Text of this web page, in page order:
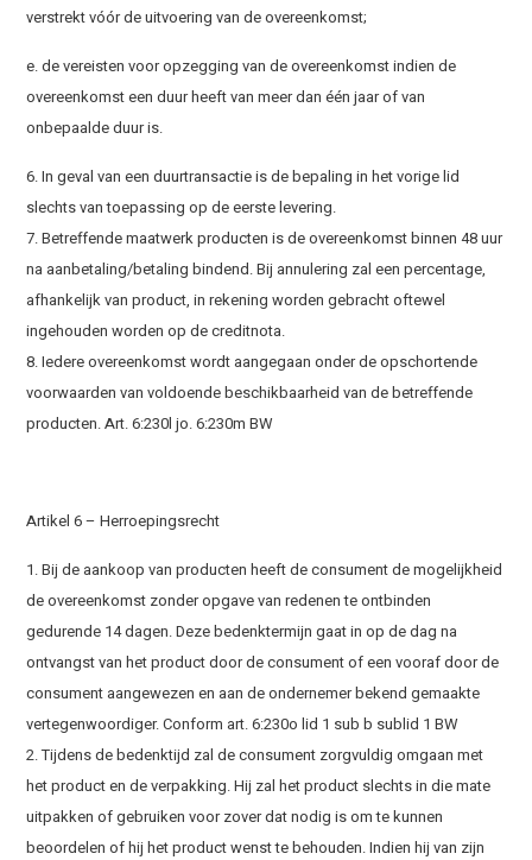
verstrekt vóór de uitvoering van de overeenkomst;
e. de vereisten voor opzegging van de overeenkomst indien de
overeenkomst een duur heeft van meer dan één jaar of van
onbepaalde duur is.
6. In geval van een duurtransactie is de bepaling in het vorige lid
slechts van toepassing op de eerste levering.
7. Betreffende maatwerk producten is de overeenkomst binnen 48 uur
na aanbetaling/betaling bindend. Bij annulering zal een percentage,
afhankelijk van product, in rekening worden gebracht oftewel
ingehouden worden op de creditnota.
8. Iedere overeenkomst wordt aangegaan onder de opschortende
voorwaarden van voldoende beschikbaarheid van de betreffende
producten. Art. 6:230l jo. 6:230m BW
Artikel 6 – Herroepingsrecht
1. Bij de aankoop van producten heeft de consument de mogelijkheid
de overeenkomst zonder opgave van redenen te ontbinden
gedurende 14 dagen. Deze bedenktermijn gaat in op de dag na
ontvangst van het product door de consument of een vooraf door de
consument aangewezen en aan de ondernemer bekend gemaakte
vertegenwoordiger. Conform art. 6:230o lid 1 sub b sublid 1 BW
2. Tijdens de bedenktijd zal de consument zorgvuldig omgaan met
het product en de verpakking. Hij zal het product slechts in die mate
uitpakken of gebruiken voor zover dat nodig is om te kunnen
beoordelen of hij het product wenst te behouden. Indien hij van zijn